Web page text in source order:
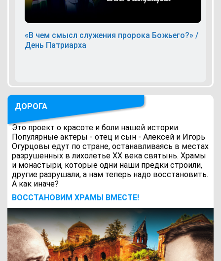
«В чем смысл служения пророка Божьего?» /
День Патриарха
ДОРОГА
Это проект о красоте и боли нашей истории.
Популярные актеры - отец и сын - Алексей и Игорь
Огурцовы едут по стране, останавливаясь в местах
разрушенных в лихолетье ХХ века святынь. Храмы
и монастыри, которые одни наши предки строили,
другие разрушали, а нам теперь надо восстановить.
А как иначе?
ВОCСТАНОВИМ ХРАМЫ ВМЕСТЕ!